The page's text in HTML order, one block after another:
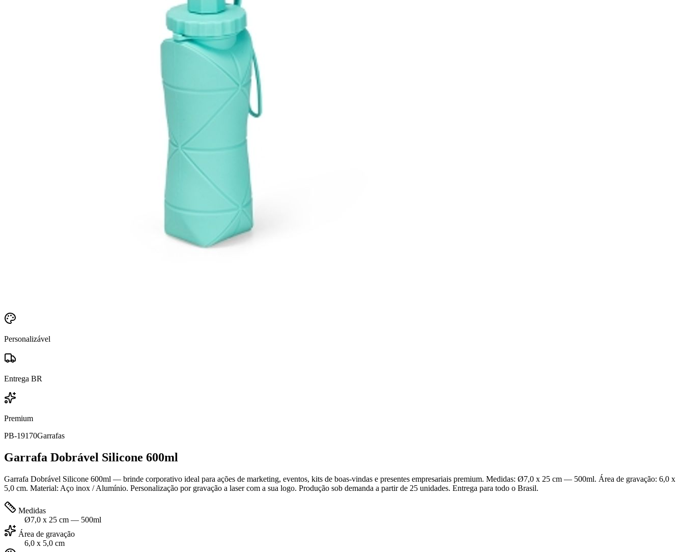
Personalizável
Entrega BR
Premium
PB-19170Garrafas
Garrafa Dobrável Silicone 600ml
Garrafa Dobrável Silicone 600ml — brinde corporativo ideal para ações de marketing, eventos, kits de boas-vindas e presentes empresariais premium. Medidas: Ø7,0 x 25 cm — 500ml. Área de gravação: 6,0 x
5,0 cm. Material: Aço inox / Alumínio. Personalização por gravação a laser com a sua logo. Produção sob demanda a partir de 25 unidades. Entrega para todo o Brasil.
Medidas
Ø7,0 x 25 cm — 500ml
Área de gravação
6,0 x 5,0 cm